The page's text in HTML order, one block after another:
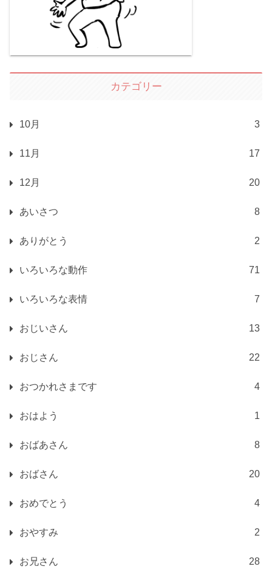
カテゴリー
10月 3
11月 17
12月 20
あいさつ 8
ありがとう 2
いろいろな動作 71
いろいろな表情 7
おじいさん 13
おじさん 22
おつかれさまです 4
おはよう 1
おばあさん 8
おばさん 20
おめでとう 4
おやすみ 2
お兄さん 28